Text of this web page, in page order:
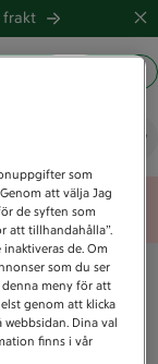
frakt
som
att välja Jag
de syften som
att tillhandahålla”.
de. Om
som du ser
meny för att
genom att klicka
Dina val
finns i vår